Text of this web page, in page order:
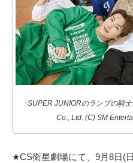
「SUPER JUNIORのランプの騎
Co., Ltd. (C) SM
★CS衛星劇場にて、9月8日(